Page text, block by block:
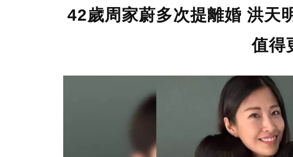
42歲周家蔚多次提離婚 洪天
值得